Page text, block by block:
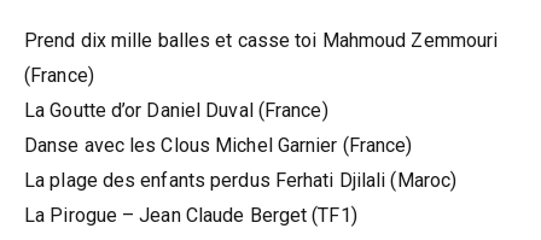
Prend dix mille balles et casse toi Mahmoud Zemmouri
(France)
La Goutte d’or Daniel Duval (France)
Danse avec les Clous Michel Garnier (France)
La plage des enfants perdus Ferhati Djilali (Maroc)
La Pirogue – Jean Claude Berget (TF1)